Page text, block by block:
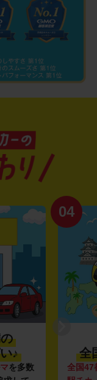
♪
を多数
04
全
全国47